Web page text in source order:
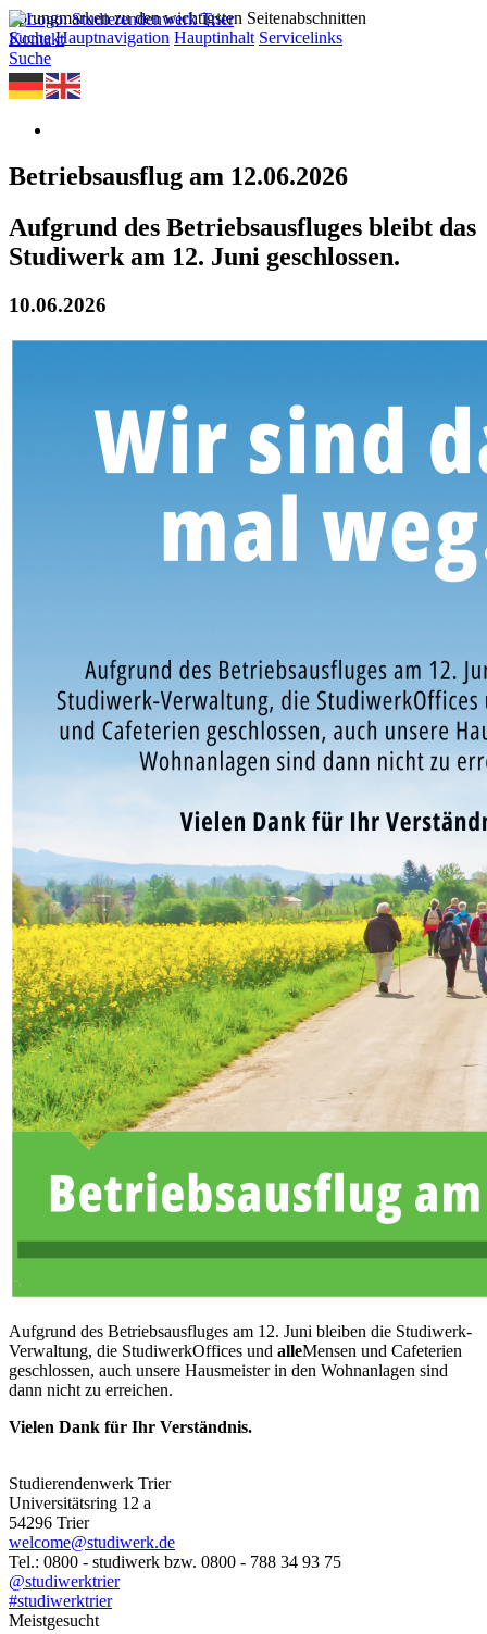
Sprungmarken zu den wichtigsten Seitenabschnitten
Suche Hauptnavigation Hauptinhalt Servicelinks
Kontakt
Suche
Betriebsausflug am 12.06.2026
Aufgrund des Betriebsausfluges bleibt das
Studiwerk am 12. Juni geschlossen.
10.06.2026
Aufgrund des Betriebsausfluges am 12. Juni bleiben die Studiwerk-
Verwaltung, die StudiwerkOffices und alleMensen und Cafeterien
geschlossen, auch unsere Hausmeister in den Wohnanlagen sind
dann nicht zu erreichen.
Vielen Dank für Ihr Verständnis.
Studierendenwerk Trier
Universitätsring 12 a
54296 Trier
welcome@studiwerk.de
Tel.: 0800 - studiwerk bzw. 0800 - 788 34 93 75
@studiwerktrier
#studiwerktrier
Meistgesucht